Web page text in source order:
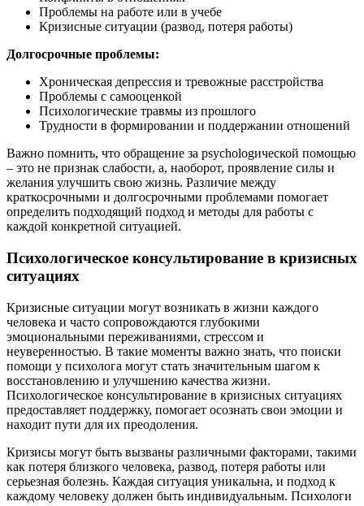
Проблемы на работе или в учебе
Кризисные ситуации (развод, потеря работы)
Долгосрочные проблемы:
Хроническая депрессия и тревожные расстройства
Проблемы с самооценкой
Психологические травмы из прошлого
Трудности в формировании и поддержании отношений
Важно помнить, что обращение за psychologической помощью
– это не признак слабости, а, наоборот, проявление силы и
желания улучшить свою жизнь. Различие между
краткосрочными и долгосрочными проблемами помогает
определить подходящий подход и методы для работы с
каждой конкретной ситуацией.
Психологическое консультирование в кризисных
ситуациях
Кризисные ситуации могут возникать в жизни каждого
человека и часто сопровождаются глубокими
эмоциональными переживаниями, стрессом и
неуверенностью. В такие моменты важно знать, что поиски
помощи у психолога могут стать значительным шагом к
восстановлению и улучшению качества жизни.
Психологическое консультирование в кризисных ситуациях
предоставляет поддержку, помогает осознать свои эмоции и
находит пути для их преодоления.
Кризисы могут быть вызваны различными факторами, такими
как потеря близкого человека, развод, потеря работы или
серьезная болезнь. Каждая ситуация уникальна, и подход к
каждому человеку должен быть индивидуальным. Психологи